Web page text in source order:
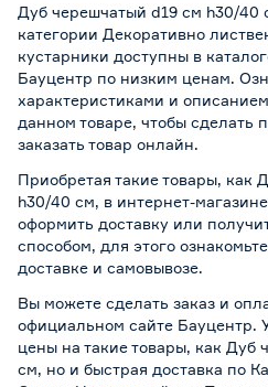
Дуб черешчатый d19 см h30/40
категории Декоративно
кустарники доступны в
Бауцентр по низким ценам.
характеристиками и
данном товаре, чтобы сделать
заказать товар онлайн.
Приобретая такие товары, как
h30/40 см, в интернет-
оформить доставку или
способом, для этого
доставке и самовывозе.
Вы можете сделать заказ и
официальном сайте Бауцентр.
цены на такие товары, как Дуб
см, но и быстрая доставка по